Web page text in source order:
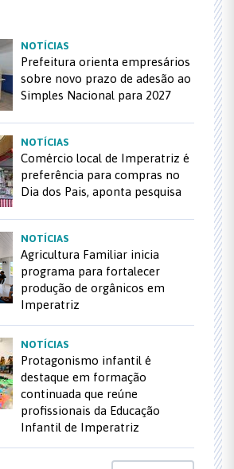
NOTÍCIAS
Prefeitura orienta empresários
sobre novo prazo de adesão ao
Simples Nacional para 2027
NOTÍCIAS
Comércio local de Imperatriz é
preferência para compras no
Dia dos Pais, aponta pesquisa
NOTÍCIAS
Agricultura Familiar inicia
programa para fortalecer
produção de orgânicos em
Imperatriz
NOTÍCIAS
Protagonismo infantil é
destaque em formação
continuada que reúne
profissionais da Educação
Infantil de Imperatriz